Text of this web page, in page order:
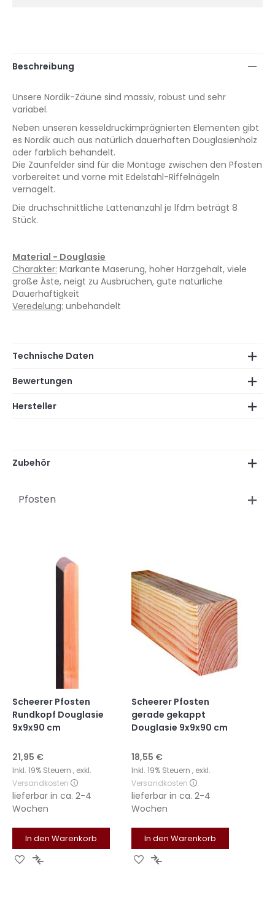
Beschreibung
Unsere Nordik-Zäune sind massiv, robust und sehr
variabel.
Neben unseren kesseldruckimprägnierten Elementen gibt
es Nordik auch aus natürlich dauerhaften Douglasienholz
oder farblich behandelt.
Die Zaunfelder sind für die Montage zwischen den Pfosten
vorbereitet und vorne mit Edelstahl-Riffelnägeln
vernagelt.
Die druchschnittliche Lattenanzahl je lfdm beträgt 8
Stück.
Material - Douglasie
Charakter: Markante Maserung, hoher Harzgehalt, viele
große Äste, neigt zu Ausbrüchen, gute natürliche
Dauerhaftigkeit
Veredelung: unbehandelt
Technische Daten
Bewertungen
Hersteller
Zubehör
Pfosten
Scheerer Pfosten
Rundkopf Douglasie
9x9x90 cm
21,95 €
Inkl. 19% Steuern , exkl.
Versandkosten
lieferbar in ca. 2-4
Wochen
In den Warenkorb
Zur Zur
Scheerer Pfosten
gerade gekappt
Douglasie 9x9x90 cm
18,55 €
Inkl. 19% Steuern , exkl.
Versandkosten
lieferbar in ca. 2-4
Wochen
In den Warenkorb
Zur Zur